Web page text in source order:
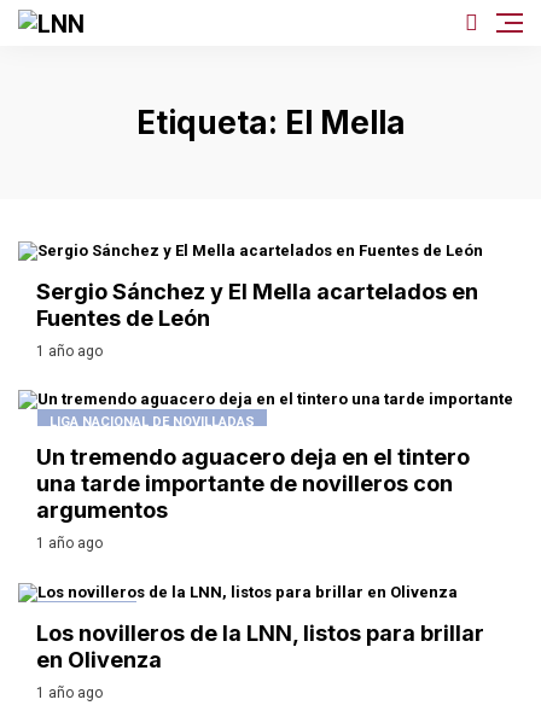
Etiqueta: El Mella
Sergio Sánchez y El Mella acartelados en
Fuentes de León
1 año ago
LIGA NACIONAL DE NOVILLADAS
Un tremendo aguacero deja en el tintero
una tarde importante de novilleros con
argumentos
1 año ago
Los novilleros de la LNN, listos para brillar
en Olivenza
1 año ago